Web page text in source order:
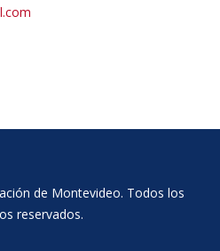
de Montevideo. Todos los
reservados.